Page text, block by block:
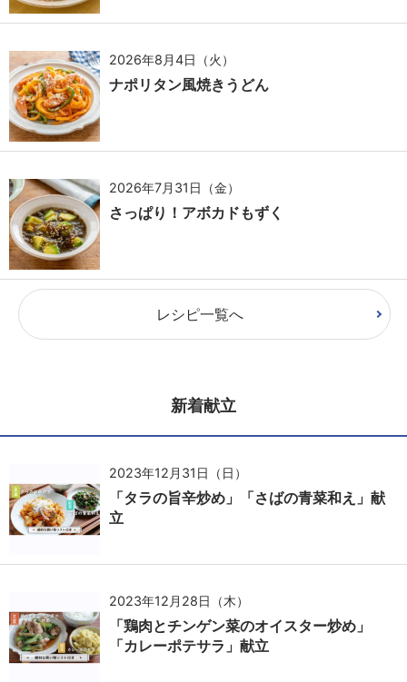
2026年8月4日（火）
ナポリタン風焼きうどん
2026年7月31日（金）
さっぱり！アボカドもずく
レシピ一覧へ
新着献立
2023年12月31日（日）
「タラの旨辛炒め」「さばの青菜和え」献
立
2023年12月28日（木）
「鶏肉とチンゲン菜のオイスター炒め」
「カレーポテサラ」献立